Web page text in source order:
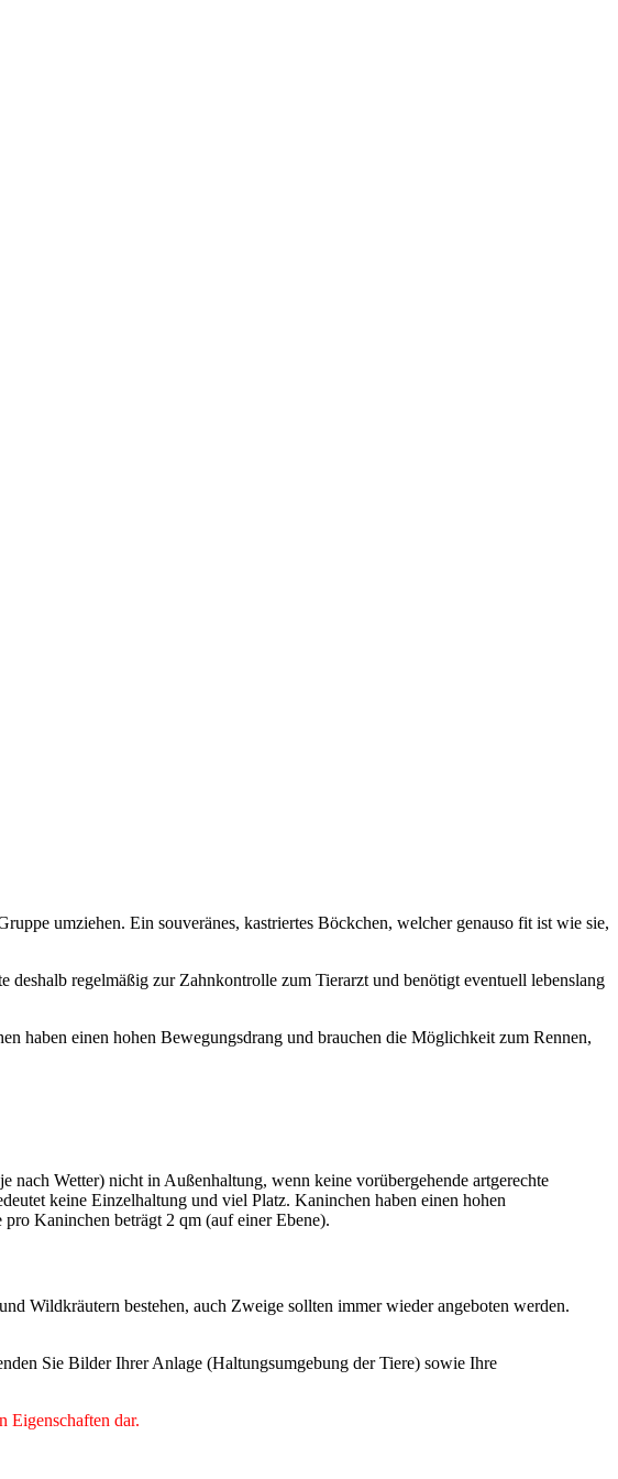
umziehen. Ein souveränes, kastriertes Böckchen, welcher genauso fit ist wie sie,
regelmäßig zur Zahnkontrolle zum Tierarzt und benötigt eventuell lebenslang
haben einen hohen Bewegungsdrang und brauchen die Möglichkeit zum Rennen,
Wetter) nicht in Außenhaltung, wenn keine vorübergehende artgerechte
keine Einzelhaltung und viel Platz. Kaninchen haben einen hohen
Kaninchen beträgt 2 qm (auf einer Ebene).
Wildkräutern bestehen, auch Zweige sollten immer wieder angeboten werden.
Sie Bilder Ihrer Anlage (Haltungsumgebung der Tiere) sowie Ihre
Eigenschaften dar.